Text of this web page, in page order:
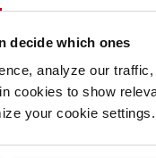
decide which ones
analyze our
cookies to show
your cookie settings.
lediglich
wir stehen
Wir
Lithium-Ionen-
für uns sehr
um das